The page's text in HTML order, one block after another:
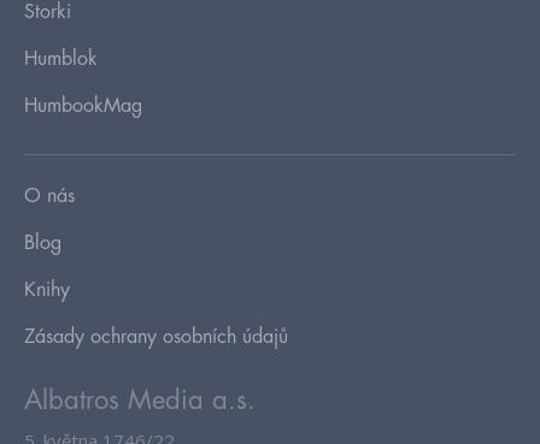
Storki
Humblok
HumbookMag
O nás
Blog
Knihy
Zásady ochrany osobních údajů
Albatros Media a.s.